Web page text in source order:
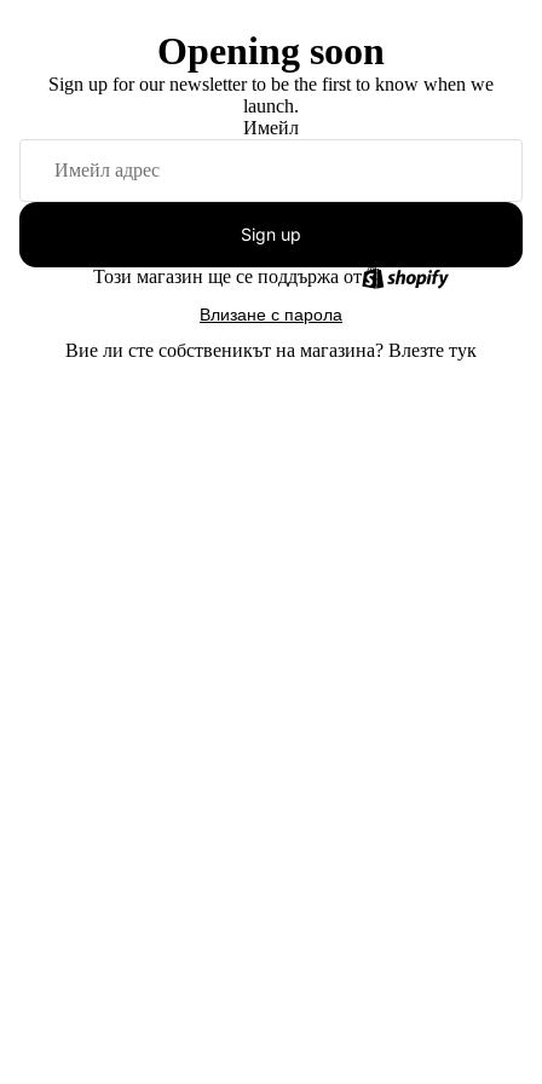
Opening soon
Sign up for our newsletter to be the first to know when we
launch.
Имейл
Sign up
Този магазин ще се поддържа от
Влизане с парола
Вие ли сте собственикът на магазина? Влезте тук